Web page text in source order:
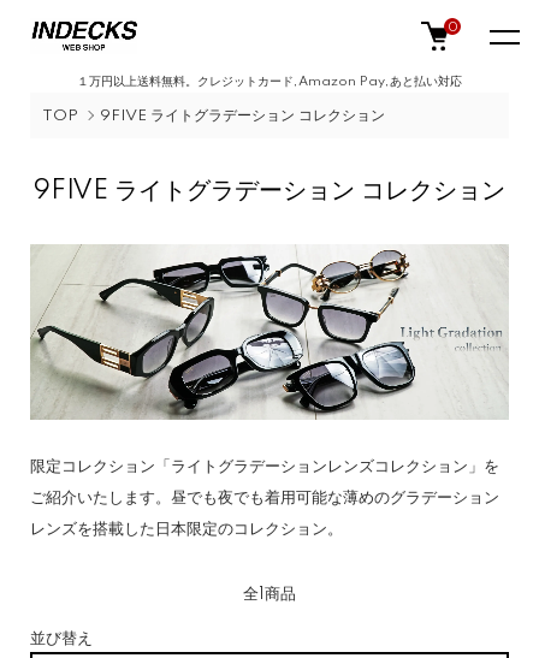
１万円以上送料無料。クレジットカード,Amazon Pay,あと払い対応
0
TOP 9FIVE ライトグラデーション コレクション
9FIVE ライトグラデーション コレクション
限定コレクション「ライトグラデーションレンズコレクション」を
ご紹介いたします。昼でも夜でも着用可能な薄めのグラデーション
レンズを搭載した日本限定のコレクション。
全1商品
並び替え